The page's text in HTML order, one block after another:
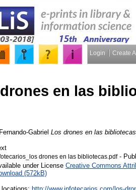
Login Create
en las
Gabriel Los drones en las
drones en las bibliotecas.pdf-
under License Creative Commons
(572kB)